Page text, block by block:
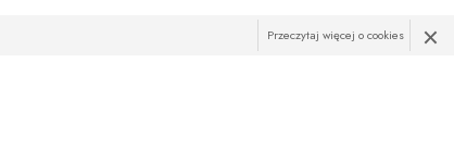
×
Przeczytaj więcej o cookies